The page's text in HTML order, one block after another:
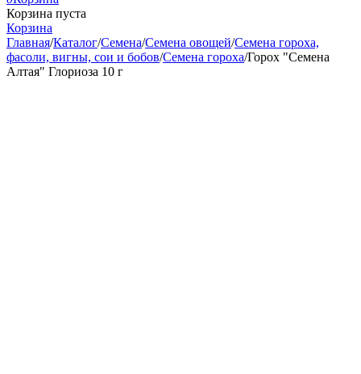
Корзина пуста
Корзина
Главная/Каталог/Семена/Семена овощей/Семена гороха,
фасоли, вигны, сои и бобов/Семена гороха/Горох "Семена
Алтая" Глориоза 10 г